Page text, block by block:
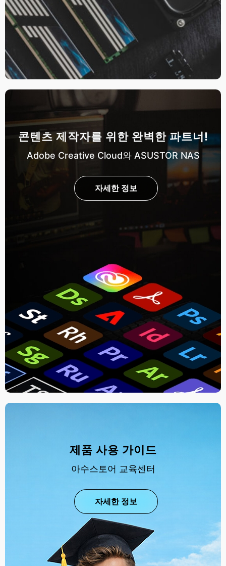
콘텐츠 제작자를 위한 완벽한 파트너!
Adobe Creative Cloud와 ASUSTOR NAS
자세한 정보
제품 사용 가이드
아수스토어 교육센터
자세한 정보